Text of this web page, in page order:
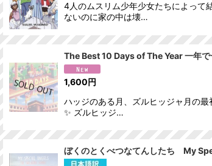
4人のムスリム少年少女たちによって
ないのに家の中は壊…
The Best 10 Days of The Year 一年で
1,600円
ハッジのある月、ズルヒッジャ月の
✨ ズルヒッジ…
ぼくのとくべつなてんしたち My